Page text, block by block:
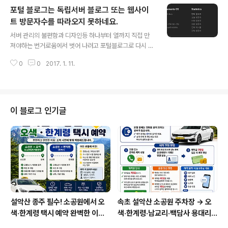
방법은 간단하더군요. 일단 불러 올 광고 글을 하나 만들어
저장을 해야 겠지요. 글쓰기 화면을 보면 상단 우측에 서식
이라는 곳이 있습니다. 여기에 체크를 하시고, html에 체크
하고 구글 광고 소스를 와서 붙여 넣기를 합니다. 반응형을
에는 좌측이나 우측으로 쏠릴 경우가 있습니다. 그래서, ht
포털 블로그는 독립서버 블로그 또는 웹사이
트 방문자수를 따라오지 못하네요.
서버 관리의 불편함과 디자인등 하나부터 열까지 직접 만
져야하는 번거로움에서 벗어 나려고 포털블로그로 다시 돌
있는데요. 방문자수가 일반 개인서버에 비해 차이가 많이
포털의 경우 자기들만의 블로그는 노출이 잘됩니다. 그러
나 다른회사의 블로그는 아예 검색이 안되거나 늦게 노츨
이 되네요. 컴퓨터를 찾아보면 최적화,메타태그,사이트맵,r
ss등 검색에 좋다는 보약들은 다 해보았습니다. 무지하게
좋은 글이 많습니다. 그러나, 그것은 하나라도 찾아 오게끔
해보려는 사용자들의 욕심에 이런방법 저런 방법..
0 0 2017. 1. 11.
이 블로그 인기글
설악산 종주 필수! 소공원에서 오
색·한계령 택시 예약 완벽한 이용
속초 설악산 소공원 주차장 → 오
색·한계령·남교리·백담사 용대리